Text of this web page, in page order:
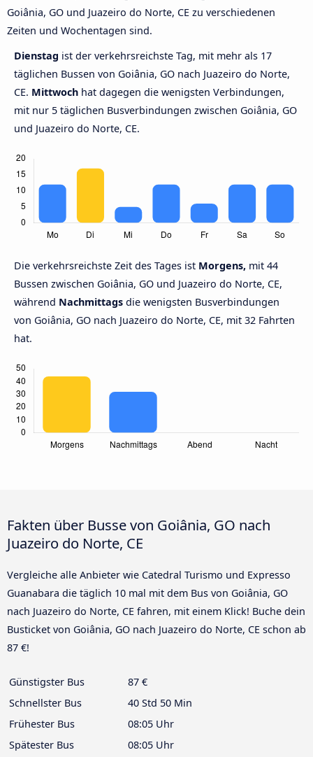
Goiânia, GO und Juazeiro do Norte, CE zu verschiedenen
Zeiten und Wochentagen sind.
Dienstag ist der verkehrsreichste Tag, mit mehr als 17
täglichen Bussen von Goiânia, GO nach Juazeiro do Norte,
CE. Mittwoch hat dagegen die wenigsten Verbindungen,
mit nur 5 täglichen Busverbindungen zwischen Goiânia, GO
und Juazeiro do Norte, CE.
Die verkehrsreichste Zeit des Tages ist Morgens, mit 44
Bussen zwischen Goiânia, GO und Juazeiro do Norte, CE,
während Nachmittags die wenigsten Busverbindungen
von Goiânia, GO nach Juazeiro do Norte, CE, mit 32 Fahrten
hat.
Fakten über Busse von Goiânia, GO nach
Juazeiro do Norte, CE
Vergleiche alle Anbieter wie Catedral Turismo und Expresso
Guanabara die täglich 10 mal mit dem Bus von Goiânia, GO
nach Juazeiro do Norte, CE fahren, mit einem Klick! Buche dein
Busticket von Goiânia, GO nach Juazeiro do Norte, CE schon ab
87 €!
Günstigster Bus
87 €
Schnellster Bus
40 Std 50 Min
Frühester Bus
08:05 Uhr
Spätester Bus
08:05 Uhr